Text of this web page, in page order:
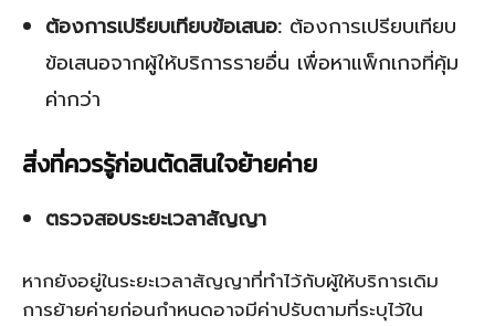
ต้องการเปรียบเทียบข้อเสนอ: ต้องการเปรียบเทียบ
ข้อเสนอจากผู้ให้บริการรายอื่น เพื่อหาแพ็กเกจที่คุ้ม
ค่ากว่า
สิ่งที่ควรรู้ก่อนตัดสินใจย้ายค่าย
ตรวจสอบระยะเวลาสัญญา
หากยังอยู่ในระยะเวลาสัญญาที่ทำไว้กับผู้ให้บริการเดิม
การย้ายค่ายก่อนกำหนดอาจมีค่าปรับตามที่ระบุไว้ใน